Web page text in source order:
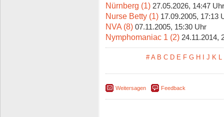
Nürnberg (1) 27.05.2026, 14:47 Uhr
Nurse Betty (1) 17.09.2005, 17:13
NVA (8) 07.11.2005, 15:30 Uhr
Nymphomaniac 1 (2) 24.11.2014,
# A B C D E F G H I J K L
Weitersagen Feedback